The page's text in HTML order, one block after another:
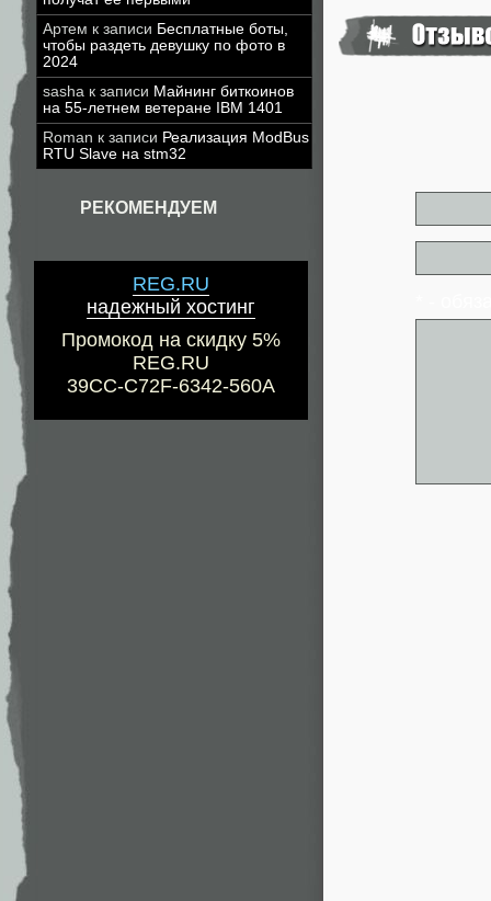
Артем к записи Бесплатные боты,
чтобы раздеть девушку по фото в
2024
sasha к записи Майнинг биткоинов
на 55-летнем ветеране IBM 1401
Roman к записи Реализация ModBus
RTU Slave на stm32
РЕКОМЕНДУЕМ
REG.RU
надежный хостинг
Промокод на скидку 5%
REG.RU
39CC-C72F-6342-560A